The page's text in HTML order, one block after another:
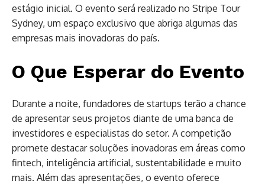
estágio inicial. O evento será realizado no Stripe Tour
Sydney, um espaço exclusivo que abriga algumas das
empresas mais inovadoras do país.
O Que Esperar do Evento
Durante a noite, fundadores de startups terão a chance
de apresentar seus projetos diante de uma banca de
investidores e especialistas do setor. A competição
promete destacar soluções inovadoras em áreas como
fintech, inteligência artificial, sustentabilidade e muito
mais. Além das apresentações, o evento oferece